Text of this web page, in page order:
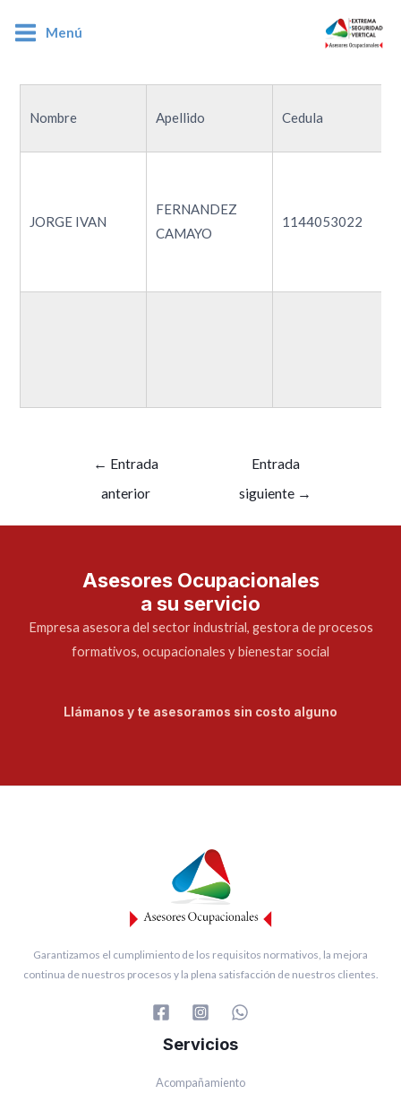
Menú
Nombre Apellido Cedula
JORGE IVAN
FERNANDEZ
CAMAYO
1144053022
← Entrada
anterior
Entrada
siguiente →
Asesores Ocupacionales
a su servicio
Empresa asesora del sector industrial, gestora de procesos
formativos, ocupacionales y bienestar social
Llámanos y te asesoramos sin costo alguno
Garantizamos el cumplimiento de los requisitos normativos, la mejora
continua de nuestros procesos y la plena satisfacción de nuestros clientes.
Servicios
Acompañamiento